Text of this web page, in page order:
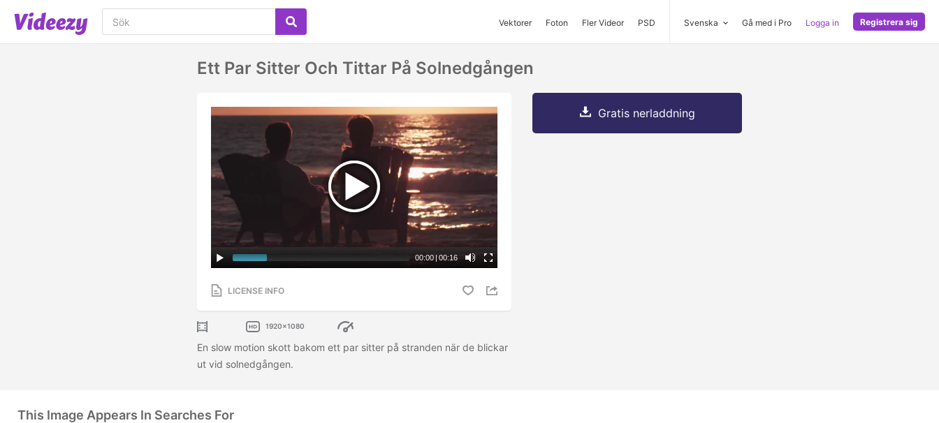
Vektorer Foton Fler Videor PSD Svenska Gå med i Pro Logga in Registrera sig
Ett Par Sitter Och Tittar På Solnedgången
00:00 | 00:16
LICENSE INFO
1920x1080
En slow motion skott bakom ett par sitter på stranden när de blickar
ut vid solnedgången.
Gratis nerladdning
This Image Appears In Searches For